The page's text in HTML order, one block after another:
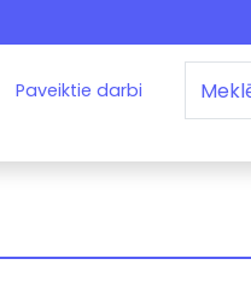
Paveiktie darbi